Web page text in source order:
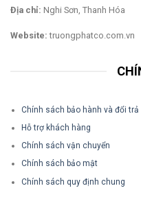
Địa chỉ: Nghi Sơn, Thanh Hóa
Website: truongphatco.com.vn
Chính sách bảo hành và đổi trả
Hỗ trợ khách hàng
Chính sách vận chuyển
Chính sách bảo mật
Chính sách quy định chung